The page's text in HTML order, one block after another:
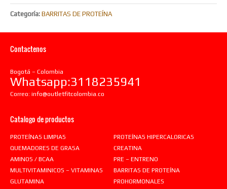
Categoría: BARRITAS DE PROTEÍNA
Contactenos
Bogotá – Colombia
Whatsapp:3118235941
Correo: info@outletfitcolombia.co
Catalogo de productos
PROTEÍNAS LIMPIAS
PROTEÍNAS HIPERCALORICAS
QUEMADORES DE GRASA
CREATINA
AMINOS / BCAA
PRE – ENTRENO
MULTIVITAMINICOS – VITAMINAS
BARRITAS DE PROTEÍNA
GLUTAMINA
PROHORMONALES